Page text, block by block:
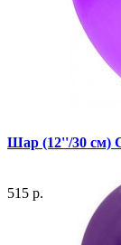
Шар (12''/30 см)
515 р.